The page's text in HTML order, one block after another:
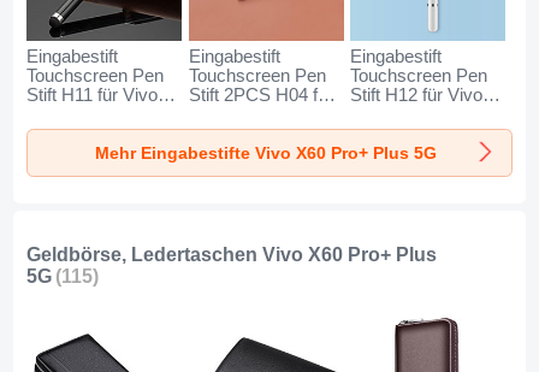
Eingabestift
Touchscreen Pen
Stift H11 für Vivo
Schwarz
Eingabestift
Touchscreen Pen
Stift 2PCS H04 für
5G Rot
Eingabestift
Touchscreen Pen
Stift H12 für Vivo
Blau
Mehr Eingabestifte Vivo X60 Pro+ Plus 5G
Geldbörse, Ledertaschen Vivo X60 Pro+ Plus
5G (115)